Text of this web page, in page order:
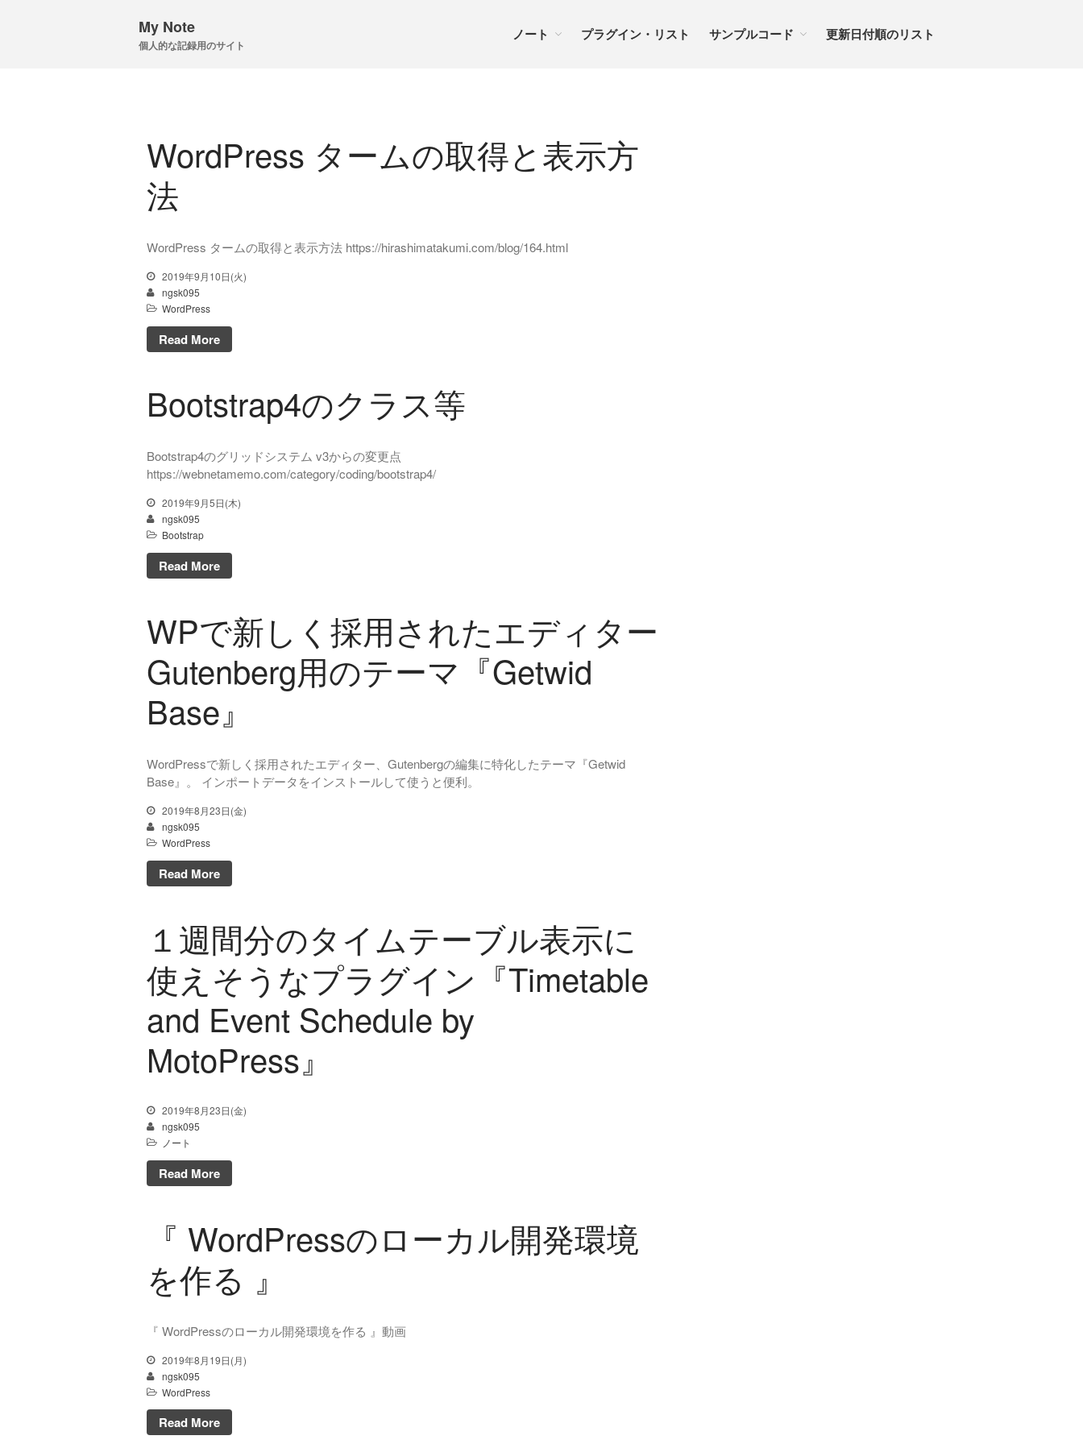
My Note
個人的な記録用のサイト
ノート プラグイン・リスト サンプルコード 更新日付順のリスト
WordPress タームの取得と表示方
法
WordPress タームの取得と表示方法 https://hirashimatakumi.com/blog/164.html
2019年9月10日(火)
ngsk095
WordPress
Read More
Bootstrap4のクラス等
Bootstrap4のグリッドシステム v3からの変更点
https://webnetamemo.com/category/coding/bootstrap4/
2019年9月5日(木)
ngsk095
Bootstrap
Read More
WPで新しく採用されたエディター
Gutenberg用のテーマ『Getwid
Base』
WordPressで新しく採用されたエディター、Gutenbergの編集に特化したテーマ『Getwid
Base』。 インポートデータをインストールして使うと便利。
2019年8月23日(金)
ngsk095
WordPress
Read More
１週間分のタイムテーブル表示に
使えそうなプラグイン『Timetable
and Event Schedule by
MotoPress』
2019年8月23日(金)
ngsk095
ノート
Read More
『 WordPressのローカル開発環境
を作る 』
『 WordPressのローカル開発環境を作る 』動画
2019年8月19日(月)
ngsk095
WordPress
Read More